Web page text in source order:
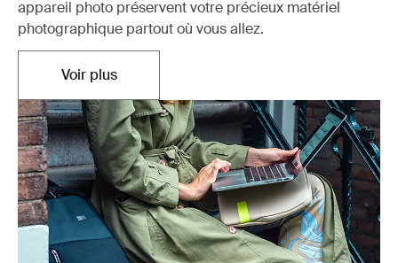
appareil photo préservent votre précieux matériel
photographique partout où vous allez.
Voir plusS'ouvre dans un nouvel onglet